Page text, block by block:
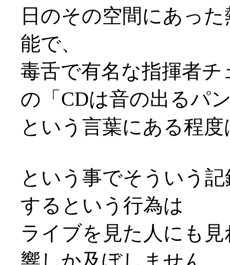
日のその空間にあっ
能で、
毒舌で有名な指揮者
の「CDは音の出るパ
という言葉にある程
という事でそういう
するという行為は
ライブを見た人にも